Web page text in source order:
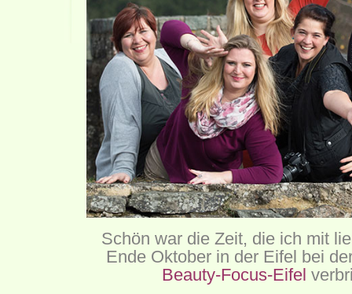
Schön war die Zeit, die ich mit
Ende Oktober in der Eifel bei
Beauty-Focus-Eifel